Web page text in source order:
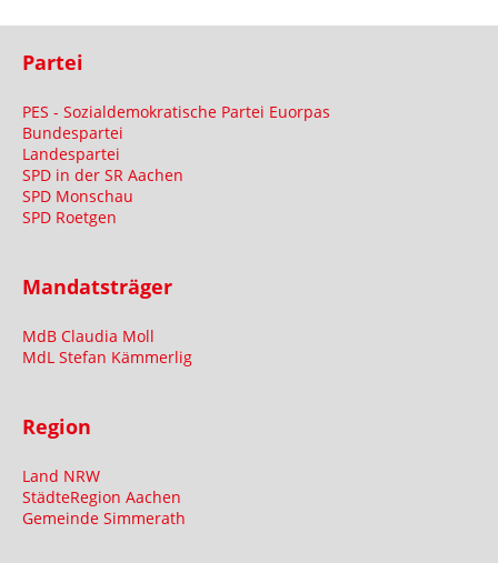
Partei
PES - Sozialdemokratische Partei Euorpas
Bundespartei
Landespartei
SPD in der SR Aachen
SPD Monschau
SPD Roetgen
Mandatsträger
MdB Claudia Moll
MdL Stefan Kämmerlig
Region
Land NRW
StädteRegion Aachen
Gemeinde Simmerath